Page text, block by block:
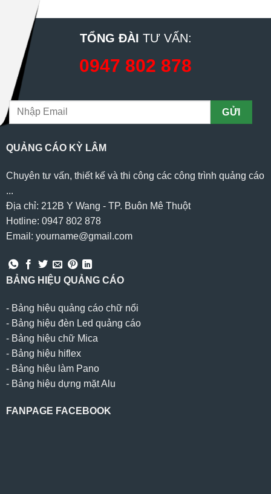
TỔNG ĐÀI TƯ VẤN:
0947 802 878
QUẢNG CÁO KỲ LÂM
Chuyên tư vấn, thiết kế và thi công các công trình quảng cáo
...
Địa chỉ: 212B Y Wang - TP. Buôn Mê Thuột
Hotline: 0947 802 878
Email: yourname@gmail.com
BẢNG HIỆU QUẢNG CÁO
- Bảng hiệu quảng cáo chữ nổi
- Bảng hiệu đèn Led quảng cáo
- Bảng hiệu chữ Mica
- Bảng hiệu hiflex
- Bảng hiệu làm Pano
- Bảng hiệu dựng mặt Alu
FANPAGE FACEBOOK